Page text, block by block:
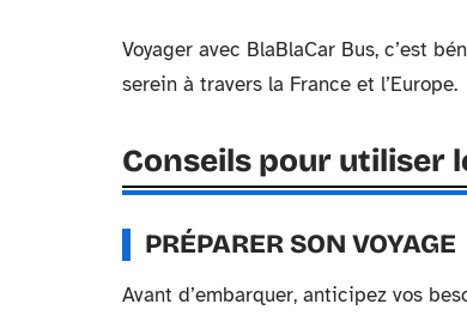
Voyager avec BlaBlaCar Bus, c’est
serein à travers la France et l’Europe.
Conseils pour utiliser
PRÉPARER SON VOYAGE
Avant d’embarquer, anticipez vos